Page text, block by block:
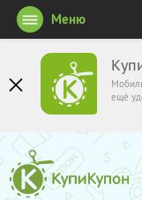
ещё
Меню